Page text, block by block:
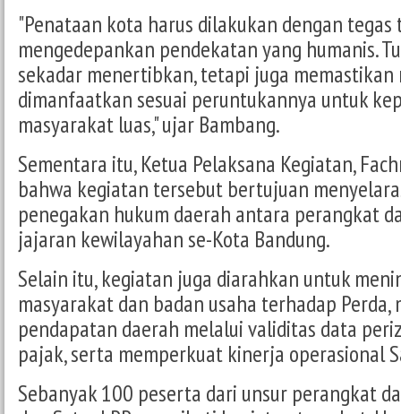
"Penataan kota harus dilakukan dengan
mengedepankan pendekatan yang humanis.
sekadar menertibkan, tetapi juga
dimanfaatkan sesuai peruntukannya untuk
masyarakat luas," ujar Bambang.
Sementara itu, Ketua Pelaksana Kegiatan,
bahwa kegiatan tersebut bertujuan
penegakan hukum daerah antara perangkat
jajaran kewilayahan se-Kota Bandung.
Selain itu, kegiatan juga diarahkan untuk
masyarakat dan badan usaha terhadap
pendapatan daerah melalui validitas data
pajak, serta memperkuat kinerja operasional
Sebanyak 100 peserta dari unsur perangkat